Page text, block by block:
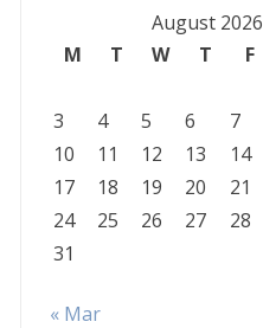
August 2026
M
T W T F
3
4 5 6 7
10
11 12 13 14
17
18 19 20 21
24
25 26 27 28
31
« Mar